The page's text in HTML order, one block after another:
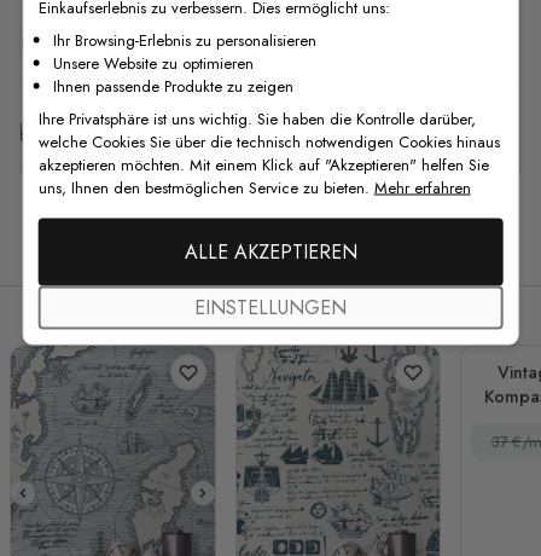
F.A.Q
Kostenlose Anpassung
Verwandte Produkte
37 €/
Einkaufserlebnis zu verbessern. Dies ermöglicht uns:
Ihr Browsing-Erlebnis zu personalisieren
Unsere Website zu optimieren
Ihnen passende Produkte zu zeigen
Ihre Privatsphäre ist uns wichtig. Sie haben die Kontrolle darüber,
welche Cookies Sie über die technisch notwendigen Cookies hinaus
akzeptieren möchten. Mit einem Klick auf "Akzeptieren" helfen Sie
uns, Ihnen den bestmöglichen Service zu bieten. Mehr erfahren
ALLE AKZEPTIEREN
EINSTELLUNGEN